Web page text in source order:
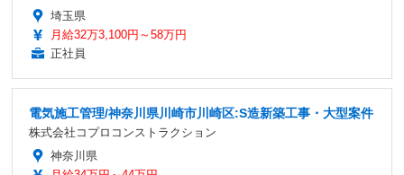
埼玉県
月給32万3,100円～58万円
正社員
電気施工管理/神奈川県川崎市川崎区:S造新築工事・大型案件
株式会社コプロコンストラクション
神奈川県